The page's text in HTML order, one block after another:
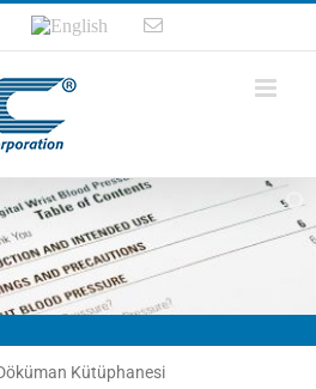
English Email
Kütüphanesi